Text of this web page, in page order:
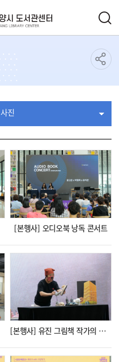
사진
[본행사] 오디오북 낭독 콘서트
[본행사] 유진 그림책 작가의 「유기견 영남이」 인형극